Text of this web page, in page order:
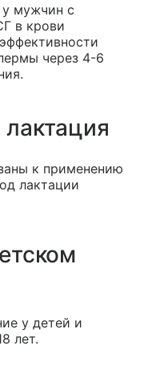
мужчин с
в крови
через 4-6
к применению
лактации
у детей и
лет.